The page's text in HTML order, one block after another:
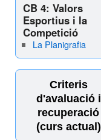
CB 4: Valors
Esportius i la
Competició
La Planigrafia
Criteris
d'avaluació i
recuperació
(curs actual)